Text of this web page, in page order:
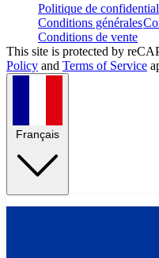
Politique de
Conditions générales
Conditions de vente
This site is protected by
Policy and Terms of Service
Français